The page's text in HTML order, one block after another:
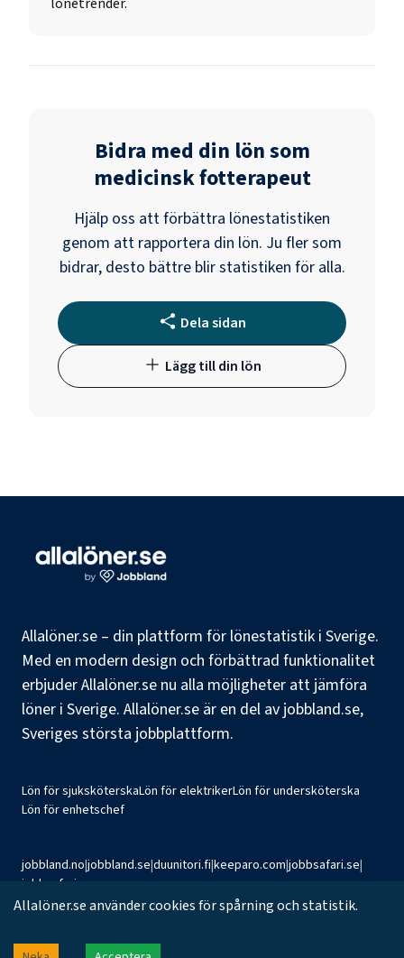
Bidra med din lön som
medicinsk fotterapeut
Hjälp oss att förbättra lönestatistiken
genom att rapportera din lön. Ju fler som
bidrar, desto bättre blir statistiken för alla.
Dela sidan
Lägg till din lön
Allalöner.se – din plattform för lönestatistik i Sverige.
Med en modern design och förbättrad funktionalitet
erbjuder Allalöner.se nu alla möjligheter att jämföra
löner i Sverige. Allalöner.se är en del av jobbland.se,
Sveriges största jobbplattform.
Lön för sjuksköterskaLön för elektrikerLön för undersköterska
Lön för enhetschef
jobbland.no|jobbland.se|duunitori.fi|keeparo.com|jobbsafari.se|
jobbsafari.no
©2026 Jobbland AB
Allalöner.se använder cookies för spårning och statistik.